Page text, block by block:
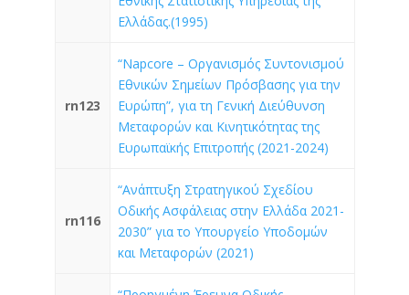
Ελλάδας.(1995)
rn123
“Napcore – Οργανισμός Συντονισμού
Εθνικών Σημείων Πρόσβασης για την
Ευρώπη”, για τη Γενική Διεύθυνση
Μεταφορών και Κινητικότητας της
Ευρωπαϊκής Επιτροπής (2021-2024)
rn116
“Ανάπτυξη Στρατηγικού Σχεδίου
Οδικής Ασφάλειας στην Ελλάδα 2021-
2030” για το Υπουργείο Υποδομών
και Μεταφορών (2021)